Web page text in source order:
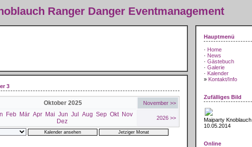
Ranger Danger Eventmanagement
Hauptmenü
· Home
· News
· Gästebuch
· Galerie
· Kalender
» Kontakt/Info
Zufälliges Bild
Maiparty Knoblauch
10.05.2014
Online
3
Oktober 2025 November >>
Feb Mär Apr Mai Jun Jul Aug Sep Okt Nov
Dez
2026 >>